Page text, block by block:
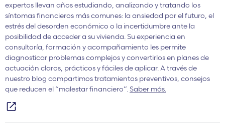
expertos llevan años estudiando, analizando y tratando los
síntomas financieros más comunes: la ansiedad por el futuro, el
estrés del desorden económico o la incertidumbre ante la
posibilidad de acceder a su vivienda. Su experiencia en
consultoría, formación y acompañamiento les permite
diagnosticar problemas complejos y convertirlos en planes de
actuación claros, prácticos y fáciles de aplicar. A través de
nuestro blog compartimos tratamientos preventivos, consejos
que reducen el “malestar financiero”. Saber más.